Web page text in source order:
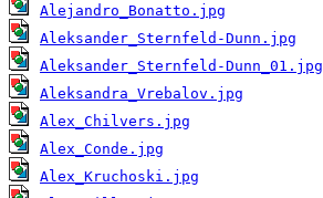
Alejandro_Bonatto.jpg
Aleksander_Sternfeld-Dunn.jpg
Aleksander_Sternfeld-Dunn_01.jpg
Aleksandra_Vrebalov.jpg
Alex_Chilvers.jpg
Alex_Conde.jpg
Alex_Kruchoski.jpg